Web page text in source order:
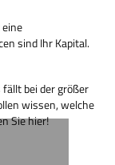
sind Ihr Kapital.
bei der größer
wissen, welche
Sie hier!